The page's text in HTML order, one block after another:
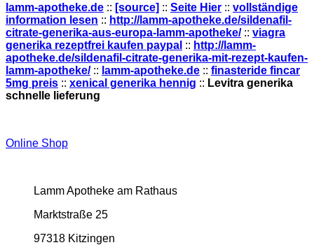
lamm-apotheke.de :: [source] :: Seite Hier :: vollständige
information lesen :: http://lamm-apotheke.de/sildenafil-
citrate-generika-aus-europa-lamm-apotheke/:: viagra
generika rezeptfrei kaufen paypal :: http://lamm-
apotheke.de/sildenafil-citrate-generika-mit-rezept-kaufen-
lamm-apotheke/:: lamm-apotheke.de :: finasteride fincar
5mg preis :: xenical generika hennig :: Levitra generika
schnelle lieferung
Online Shop
Lamm Apotheke am Rathaus
Marktstraße 25
97318 Kitzingen